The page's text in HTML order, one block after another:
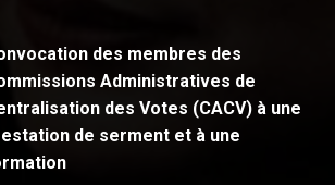
des membres des
Administratives de
des Votes (CACV) à une
de serment et à une